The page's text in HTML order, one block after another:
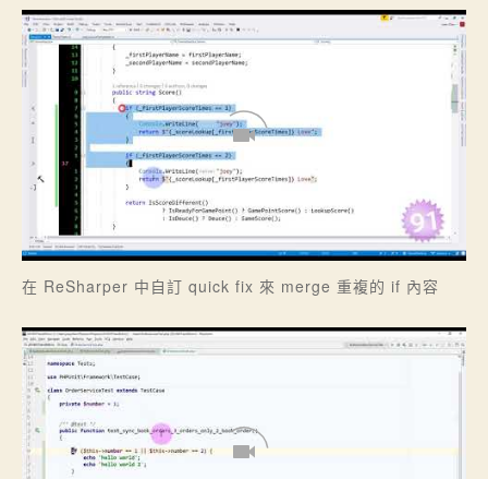
在 ReSharper 中自訂 quick fix 來 merge 重複的 if 內容